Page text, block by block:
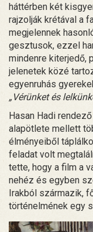
háttérben két
rajzolják krétával a
megjelennek
gesztusok, ezzel
mindenre kiterjedő,
jelenetek közé
egyenruhás
„Vérünket és
Hasan Hadi
alapötlete mellett
élményeiből
feladat volt
tette, hogy a film a
nehéz és egyben
Irakból származik,
történelmének egy